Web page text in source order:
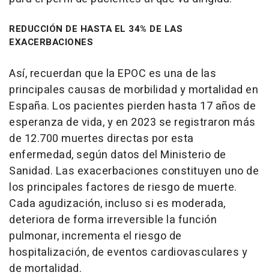
REDUCCIÓN DE HASTA EL 34% DE LAS
EXACERBACIONES
Así, recuerdan que la EPOC es una de las
principales causas de morbilidad y mortalidad en
España. Los pacientes pierden hasta 17 años de
esperanza de vida, y en 2023 se registraron más
de 12.700 muertes directas por esta
enfermedad, según datos del Ministerio de
Sanidad. Las exacerbaciones constituyen uno de
los principales factores de riesgo de muerte.
Cada agudización, incluso si es moderada,
deteriora de forma irreversible la función
pulmonar, incrementa el riesgo de
hospitalización, de eventos cardiovasculares y
de mortalidad.